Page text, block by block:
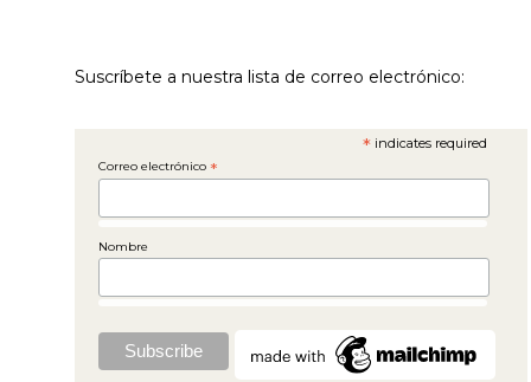
Suscríbete a nuestra lista de correo electrónico:
* indicates required
Correo electrónico *
Nombre